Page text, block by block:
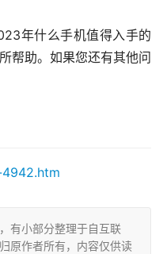
年什么手机值得入手的
帮助。如果您还有其他问
有小部分整理于自互联
原作者所有，内容仅供读